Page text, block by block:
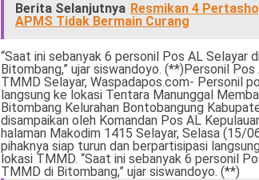
Berita Selanjutnya Resmikan 4
APMS Tidak Bermain Curang
“Saat ini sebanyak 6 personil Pos AL Selayar
Bitombang,” ujar siswandoyo. (**)Personil
TMMD Selayar, Waspadapos.com- Personil
langsung ke lokasi Tentara Manunggal
Bitombang Kelurahan Bontobangung
disampaikan oleh Komandan Pos AL
halaman Makodim 1415 Selayar, Selasa (15/
pihaknya siap turun dan berpartisipasi
lokasi TMMD. “Saat ini sebanyak 6 personil
TMMD di Bitombang,” ujar siswandoyo. (**)